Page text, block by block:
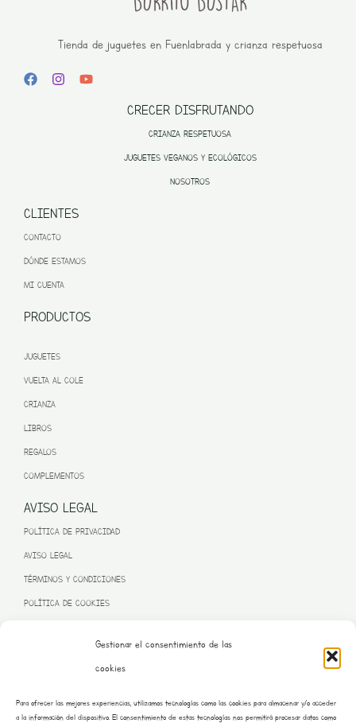
Gestionar el consentimiento de las
cookies
Para ofrecer las mejores experiencias, utilizamos tecnologías como las cookies para almacenar y/o acceder
a la información del dispositivo. El consentimiento de estas tecnologías nos permitirá procesar datos como
Tienda de juguetes en Fuenlabrada y crianza respetuosa
CRECER DISFRUTANDO
CRIANZA RESPETUOSA
JUGUETES VEGANOS Y ECOLÓGICOS
NOSOTROS
CLIENTES
CONTACTO
DÓNDE ESTAMOS
MI CUENTA
PRODUCTOS
JUGUETES
VUELTA AL COLE
CRIANZA
LIBROS
REGALOS
COMPLEMENTOS
AVISO LEGAL
POLÍTICA DE PRIVACIDAD
AVISO LEGAL
TÉRMINOS Y CONDICIONES
POLÍTICA DE COOKIES
– NEXT GENERATION EU